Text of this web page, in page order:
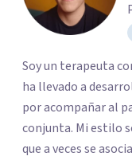
Soy un terapeuta
ha llevado a
por acompañar al
conjunta. Mi estilo
que a veces se